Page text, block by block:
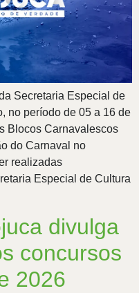
Secretaria Especial de
no período de 05 a 16 de
Blocos Carnavalescos
do Carnaval no
realizadas
Especial de Cultura
divulga
concursos
2026